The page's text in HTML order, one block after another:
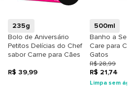
235g
Bolo de Aniversário
Petitos Delícias do Chef
sabor Carne para Cães
R$ 39,99
500ml
Banho a
Care para
Gatos
R$ 28,99
R$ 21,74
Limpa sem